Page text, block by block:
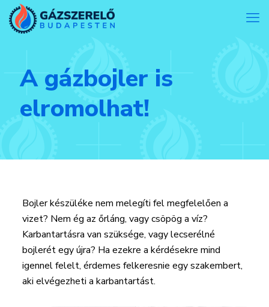
A gázbojler is
elromolhat!
Bojler készüléke nem melegíti fel megfelelően a
vizet? Nem ég az őrláng, vagy csöpög a víz?
Karbantartásra van szüksége, vagy lecserélné
bojlerét egy újra? Ha ezekre a kérdésekre mind
igennel felelt, érdemes felkeresnie egy szakembert,
aki elvégezheti a karbantartást.